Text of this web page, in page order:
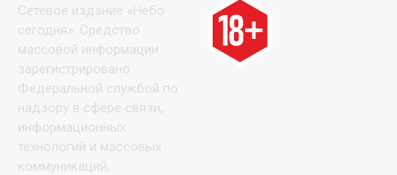
Сетевое издание «Небо
сегодня». Средство
массовой информации
зарегистрировано
Федеральной службой по
надзору в сфере связи,
информационных
технологий и массовых
коммуникаций,